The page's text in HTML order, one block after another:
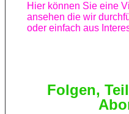
Hier können Sie eine
ansehen die wir
oder einfach aus
Folgen,